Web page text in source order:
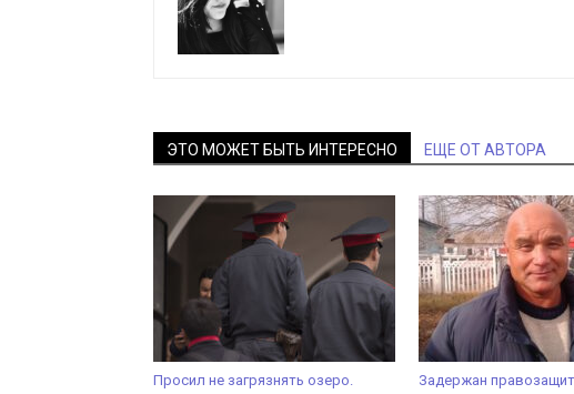
ЭТО МОЖЕТ БЫТЬ ИНТЕРЕСНО ЕЩЕ ОТ АВТОРА
Просил не загрязнять озеро. Задержан